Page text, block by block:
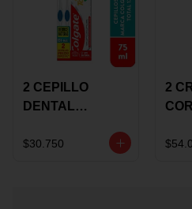
2 CEPILLO
DENTAL
+CREMA
$30.750
2